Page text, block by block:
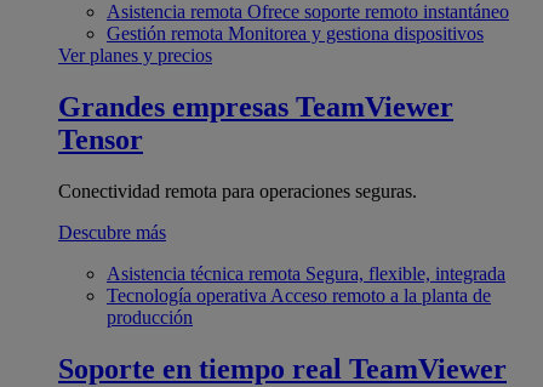
Asistencia remota Ofrece soporte remoto instantáneo
Gestión remota Monitorea y gestiona dispositivos
Ver planes y precios
Grandes empresas TeamViewer
Tensor
Conectividad remota para operaciones seguras.
Descubre más
Asistencia técnica remota Segura, flexible, integrada
Tecnología operativa Acceso remoto a la planta de
producción
Soporte en tiempo real TeamViewer